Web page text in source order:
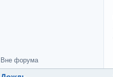
Вне форума